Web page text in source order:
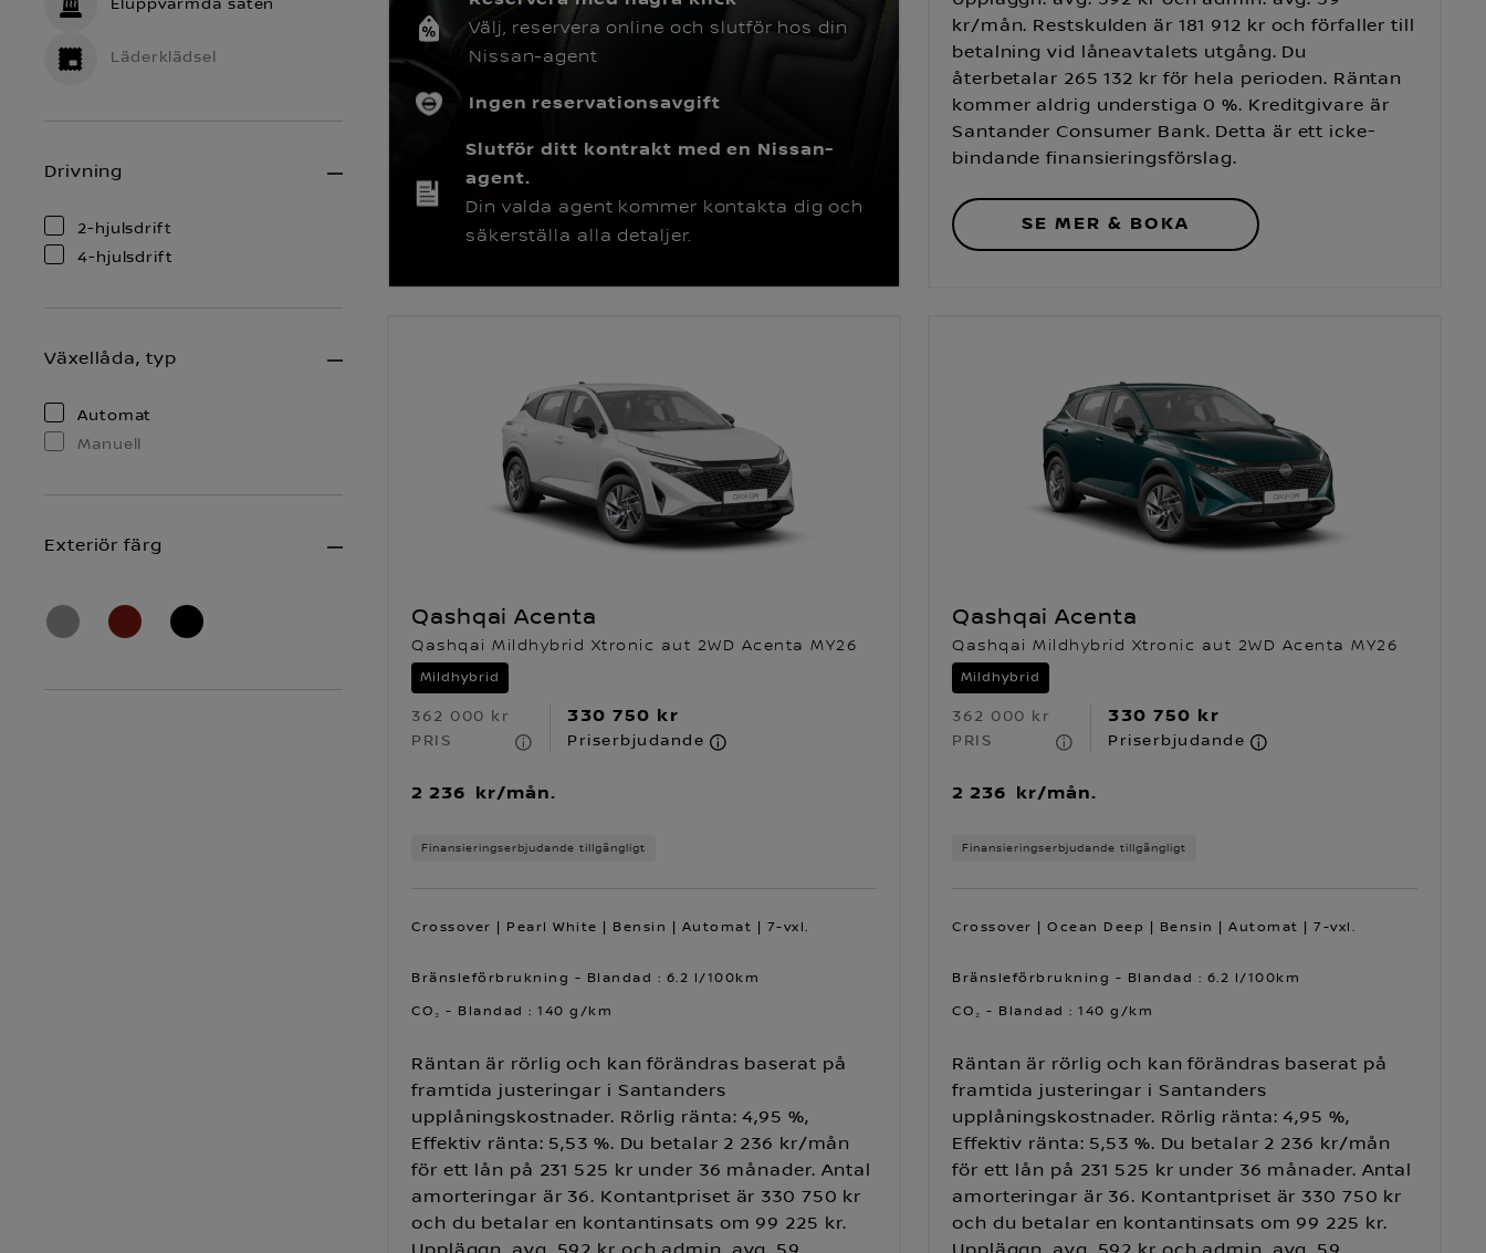
Eluppvärmda säten
Läderklädsel
Drivning
2-hjulsdrift
4-hjulsdrift
Växellåda, typ
Automat
Manuell
Exteriör färg
Välj, reservera online och slutför hos din
Nissan-agent
Ingen reservationsavgift
Slutför ditt kontrakt med en Nissan-
agent.
Din valda agent kommer kontakta dig och
säkerställa alla detaljer.
kr/mån. Restskulden är 181 912 kr och förfaller till
betalning vid låneavtalets utgång. Du
återbetalar 265 132 kr för hela perioden. Räntan
kommer aldrig understiga 0 %. Kreditgivare är
Santander Consumer Bank. Detta är ett icke-
bindande finansieringsförslag.
SE MER & BOKA
Qashqai Acenta
Qashqai Mildhybrid Xtronic aut 2WD Acenta MY26
Mildhybrid
362 000 kr
PRIS
330 750 kr
Priserbjudande
2 236 kr/mån.
Finansieringserbjudande tillgängligt
Crossover | Pearl White | Bensin | Automat | 7-vxl.
Bränsleförbrukning - Blandad : 6.2 l/100km
CO₂ - Blandad : 140 g/km
Räntan är rörlig och kan förändras baserat på
framtida justeringar i Santanders
upplåningskostnader. Rörlig ränta: 4,95 %,
Effektiv ränta: 5,53 %. Du betalar 2 236 kr/mån
för ett lån på 231 525 kr under 36 månader. Antal
amorteringar är 36. Kontantpriset är 330 750 kr
och du betalar en kontantinsats om 99 225 kr.
Qashqai Acenta
Qashqai Mildhybrid Xtronic aut 2WD Acenta MY26
Mildhybrid
362 000 kr
PRIS
330 750 kr
Priserbjudande
2 236 kr/mån.
Finansieringserbjudande tillgängligt
Crossover | Ocean Deep | Bensin | Automat | 7-vxl.
Bränsleförbrukning - Blandad : 6.2 l/100km
CO₂ - Blandad : 140 g/km
Räntan är rörlig och kan förändras baserat på
framtida justeringar i Santanders
upplåningskostnader. Rörlig ränta: 4,95 %,
Effektiv ränta: 5,53 %. Du betalar 2 236 kr/mån
för ett lån på 231 525 kr under 36 månader. Antal
amorteringar är 36. Kontantpriset är 330 750 kr
och du betalar en kontantinsats om 99 225 kr.